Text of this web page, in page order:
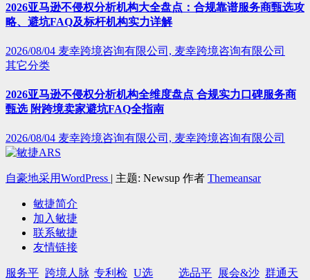
2026亚马逊不侵权分析机构大全盘点：合规靠谱服务商甄选攻
略、避坑FAQ及标杆机构实力详解
2026/08/04 麦幸跨境咨询有限公司, 麦幸跨境咨询有限公司
其它分类
2026亚马逊不侵权分析机构全维度盘点 合规实力口碑服务商
甄选 附跨境卖家避坑FAQ全指南
2026/08/04 麦幸跨境咨询有限公司, 麦幸跨境咨询有限公司
自豪地采用WordPress | 主题: Newsup 作者 Themeansar
敏捷简介
加入敏捷
联系敏捷
友情链接
服务平 跨境人脉 专利检
U选
选品平 展会&沙 群通天